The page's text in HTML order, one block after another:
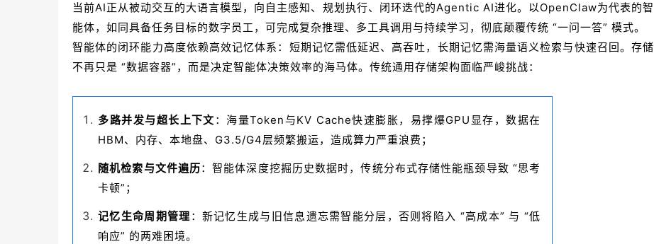
当前AI正从被动交互的大语言模型，向自主感知、规划执行、闭环迭代的Agentic AI进化。以OpenClaw为代表的智
能体，如同具备任务目标的数字员工，可完成复杂推理、多工具调用与持续学习，彻底颠覆传统 “一问一答” 模式。
智能体的闭环能力高度依赖高效记忆体系：短期记忆需低延迟、高吞吐，长期记忆需海量语义检索与快速召回。存储
不再只是 “数据容器”，而是决定智能体决策效率的海马体。传统通用存储架构面临严峻挑战：
多路并发与超长上下文 ：海量Token与KV Cache快速膨胀，易撑爆GPU显存，数据在
HBM、内存、本地盘、G3.5/G4层频繁搬运，造成算力严重浪费；
随机检索与文件遍历：智能体深度挖掘历史数据时，传统分布式存储性能瓶颈导致 “思考
卡顿”；
记忆生命周期管理 ：新记忆生成与旧信息遗忘需智能分层，否则将陷入 “高成本” 与 “低
响应” 的两难困境。